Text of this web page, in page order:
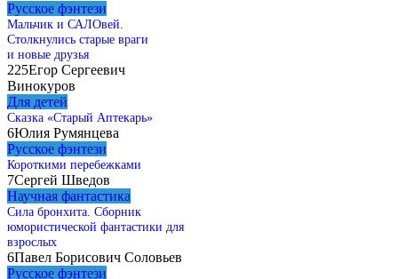
Русское фэнтези
Мальчик и САЛОвей.
Столкнулись старые враги
и новые друзья
225Егор Сергеевич
Винокуров
Для детей
Сказка «Старый Аптекарь»
6Юлия Румянцева
Русское фэнтези
Короткими перебежками
7Сергей Шведов
Научная фантастика
Сила бронхита. Сборник
юмористической фантастики для
взрослых
6Павел Борисович Соловьев
Русское фэнтези